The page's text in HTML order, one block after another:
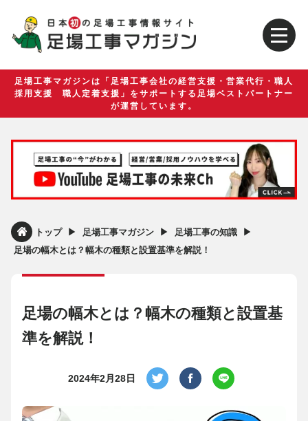
足場工事マガジンは「足場工事会社の経営支援・営業代行・職人
採用支援 職人定着支援」をサポートする足場ベストパートナー
が運営しています。
トップ ▶︎ 足場工事マガジン ▶︎ 足場工事の知識 ▶︎
足場の幅木とは？幅木の種類と設置基準を解説！
足場の幅木とは？幅木の種類と設置基
準を解説！
2024年2月28日